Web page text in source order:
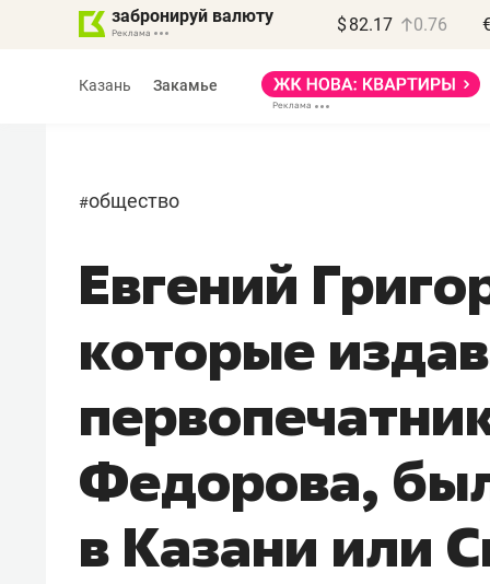
забронируй валюту $ 82.17 0.76
Казань Закамье
#общество
Евгений
которые
Федорова,
в Казани или
Василь Мазитов
МАРТ
«Не зная местных
потерять минимум
Как бизнесу выйти на зарубежные
рынки, почему надо знать